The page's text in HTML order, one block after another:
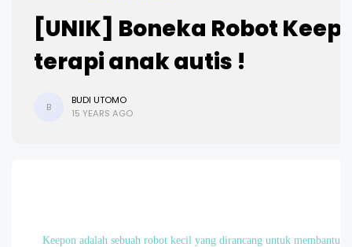
[UNIK] Boneka Robot
terapi anak autis !
B
BUDI UTOMO
15 YEARS AGO
Keepon adalah sebuah robot kecil yang dirancang untuk membantu